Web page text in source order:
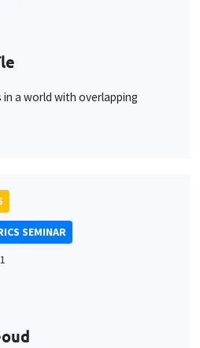
a world with overlapping
SEMINAR